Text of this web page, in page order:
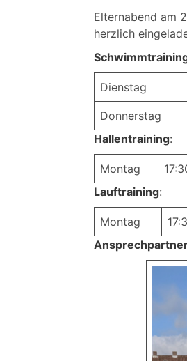
Elternabend am
herzlich
Dienstag
Donnerstag
Hallentraining:
Montag
Lauftraining:
Montag